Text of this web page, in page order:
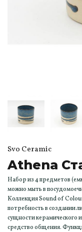
Svo Ceramic
Athena
Набор из 4 предметов
можно мыть в
Коллекция Sound of
потребность в создании
сущности керамического
средство общения.